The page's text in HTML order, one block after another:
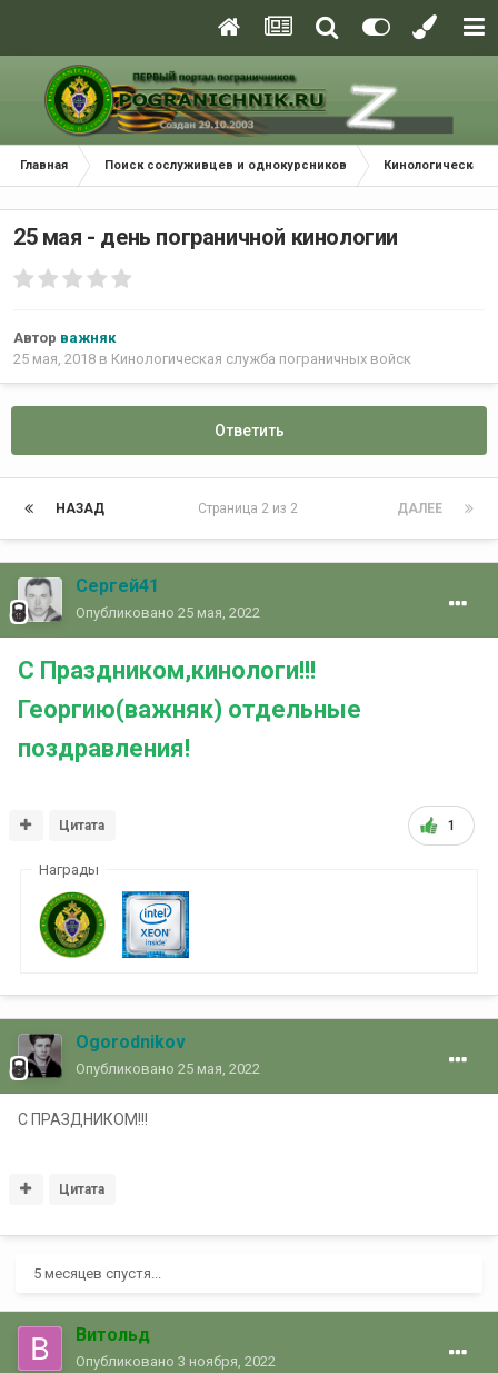
Главная Поиск сослуживцев и однокурсников Кинологическая
25 мая - день пограничной кинологии
Автор важняк
25 мая, 2018 в Кинологическая служба пограничных войск
Ответить
НАЗАД ДАЛЕЕ
Страница 2 из 2
Сергей41
Опубликовано 25 мая, 2022
С Праздником,кинологи!!!
Георгию(важняк) отдельные
поздравления!
1
Цитата
Награды
Ogorodnikov
Опубликовано 25 мая, 2022
С ПРАЗДНИКОМ!!!
Цитата
5 месяцев спустя...
Витольд
Опубликовано 3 ноября, 2022